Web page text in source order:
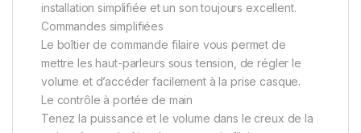
installation simplifiée et un son toujours excellent.
Commandes simplifiées
Le boîtier de commande filaire vous permet de
mettre les haut-parleurs sous tension, de régler le
volume et d’accéder facilement à la prise casque.
Le contrôle à portée de main
Tenez la puissance et le volume dans le creux de la